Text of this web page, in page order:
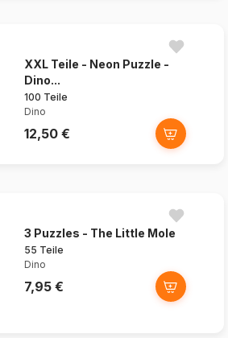
XXL Teile - Neon Puzzle -
Dino...
100 Teile
Dino
12,50 €
3 Puzzles - The Little Mole
55 Teile
Dino
7,95 €